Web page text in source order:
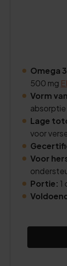
Omega
500 mg
Vorm
Lage
voor
Voor
Portie: 1